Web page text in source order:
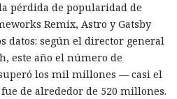
pérdida de popularidad de
Remix, Astro y Gatsby
datos: según el director general
este año el número de
los mil millones — casi el
de alrededor de 520 millones.